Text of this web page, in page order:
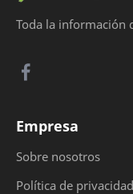
Toda la información
Empresa
Sobre nosotros
Política de privacidad